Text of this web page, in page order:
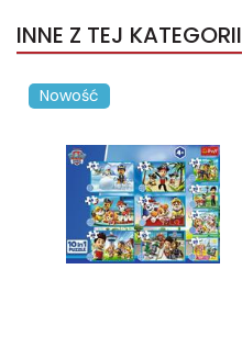
INNE Z TEJ KATEGORII
Nowość